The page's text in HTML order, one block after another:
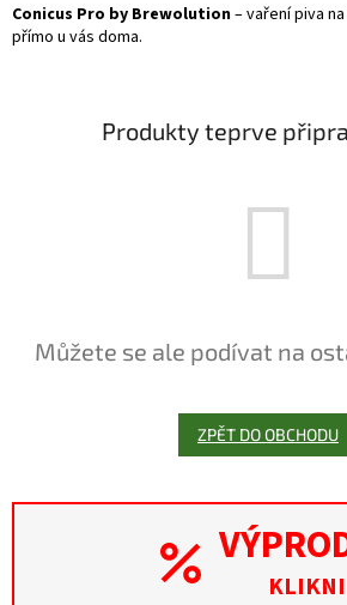
Conicus Pro by Brewolution– vaření piva
přímo u vás doma.
Produkty teprve
Můžete se ale podívat na
ZPĚT DO OBCHODU
KLIKNI